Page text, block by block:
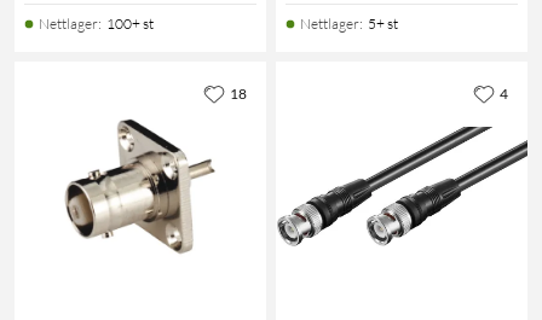
Nettlager: 100+ st Nettlager: 5+ st
18 4